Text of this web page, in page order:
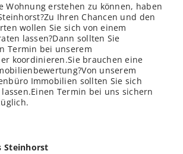
Wohnung erstehen zu können, haben
Ihren Chancen und den
wollen Sie sich von einem
lassen?Dann sollten Sie
Termin bei unserem
koordinieren.Sie brauchen eine
unserem
Immobilien sollten Sie sich
Termin bei uns sichern
Steinhorst